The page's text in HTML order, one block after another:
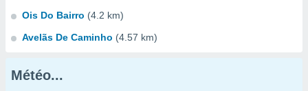
Ois Do Bairro (4.2 km)
Avelãs De Caminho (4.57 km)
Météo...